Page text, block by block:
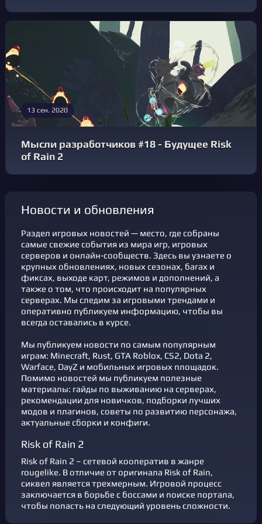
13 сен. 2020
Мысли разработчиков #18 - Будущее Risk
of Rain 2
новости и обновления
Раздел игровых новостей — место, где собраны
самые свежие события из мира игр, игровых
серверов и онлайн-сообществ. Здесь вы узнаете о
крупных обновлениях, новых сезонах, багах и
фикcах, выходе карт, режимов и дополнений, а
также о том, что происходит на популярных
серверах. Мы следим за игровыми трендами и
оперативно публикуем информацию, чтобы вы
всегда оставались в курсе.
Мы публикуем новости по самым популярным
играм: Minecraft, Rust, GTA Roblox, CS2, Dota 2,
Warface, DayZ и мобильных игровых площадок.
Помимо новостей мы публикуем полезные
материалы: гайды по выживанию на серверах,
рекомендации для новичков, подборки лучших
модов и плагинов, советы по развитию персонажа,
актуальные сборки и конфиги.
Risk of Rain 2
Risk of Rain 2 – сетевой кооператив в жанре
rougelike. В отличие от оригинала Risk of Rain,
сиквел является трехмерным. Игровой процесс
заключается в борьбе с боссами и поиске портала,
чтобы попасть на следующий уровень сложности.